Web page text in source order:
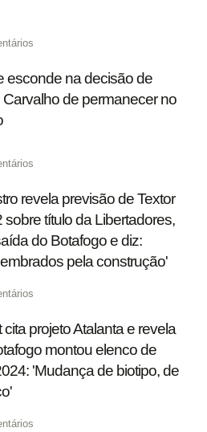
esconde na decisão de
Carvalho de permanecer no
revela previsão de Textor
sobre título da Libertadores,
do Botafogo e diz:
pela construção'
cita projeto Atalanta e revela
montou elenco de
'Mudança de biotipo, de